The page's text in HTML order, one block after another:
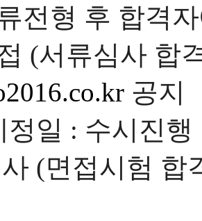
전형 후 합격
(서류심사 합
공지
정일 : 수시진행
(면접시험 합